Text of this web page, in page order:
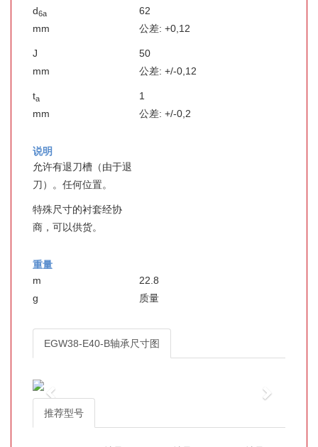
d6a
62
mm
公差: +0,12
J
50
mm
公差: +/-0,12
ta
1
mm
公差: +/-0,2
说明
允许有退刀槽（由于退
刀）。任何位置。
特殊尺寸的衬套经协
商，可以供货。
重量
m
22.8
g
质量
EGW38-E40-B轴承尺寸图
推荐型号